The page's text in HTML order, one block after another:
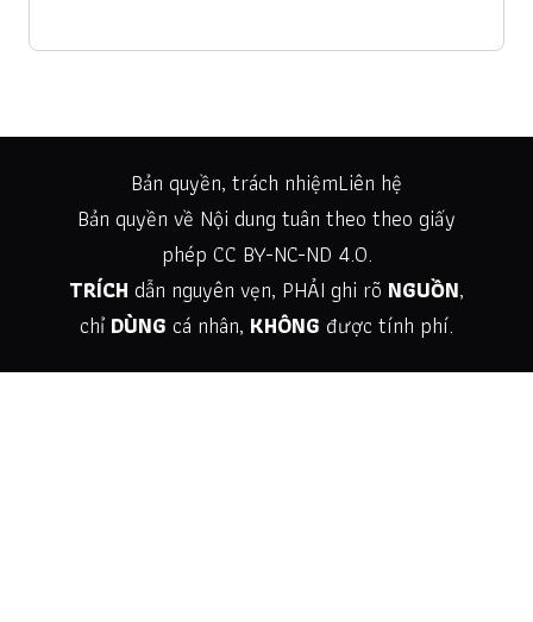
Bản quyền, trách nhiệmLiên hệ
Bản quyền về Nội dung tuân theo theo giấy
phép CC BY-NC-ND 4.0.
TRÍCH dẫn nguyên vẹn, PHẢI ghi rõ NGUỒN,
chỉ DÙNG cá nhân, KHÔNG được tính phí.